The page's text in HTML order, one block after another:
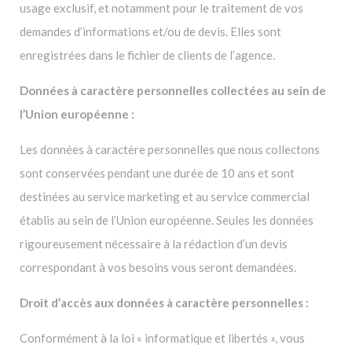
usage exclusif, et notamment pour le traitement de vos
demandes d’informations et/ou de devis. Elles sont
enregistrées dans le fichier de clients de l’agence.
Données à caractère personnelles collectées au sein de
l’Union européenne :
Les données à caractère personnelles que nous collectons
sont conservées pendant une durée de 10 ans et sont
destinées au service marketing et au service commercial
établis au sein de l’Union européenne. Seules les données
rigoureusement nécessaire à la rédaction d’un devis
correspondant à vos besoins vous seront demandées.
Droit d’accès aux données à caractère personnelles :
Conformément à la loi « informatique et libertés », vous